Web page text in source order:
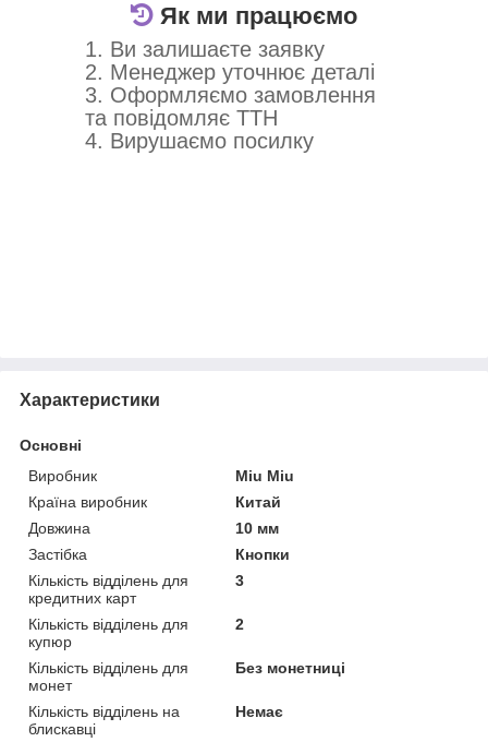
Як ми працюємо
1. Ви залишаєте заявку
2. Менеджер уточнює деталі
3. Оформляємо замовлення
та повідомляє ТТН
4. Вирушаємо посилку
Характеристики
Основні
Виробник
Miu Miu
Країна виробник
Китай
Довжина
10 мм
Застібка
Кнопки
Кількість відділень для
кредитних карт
3
Кількість відділень для
купюр
2
Кількість відділень для
монет
Без монетниці
Кількість відділень на
блискавці
Немає